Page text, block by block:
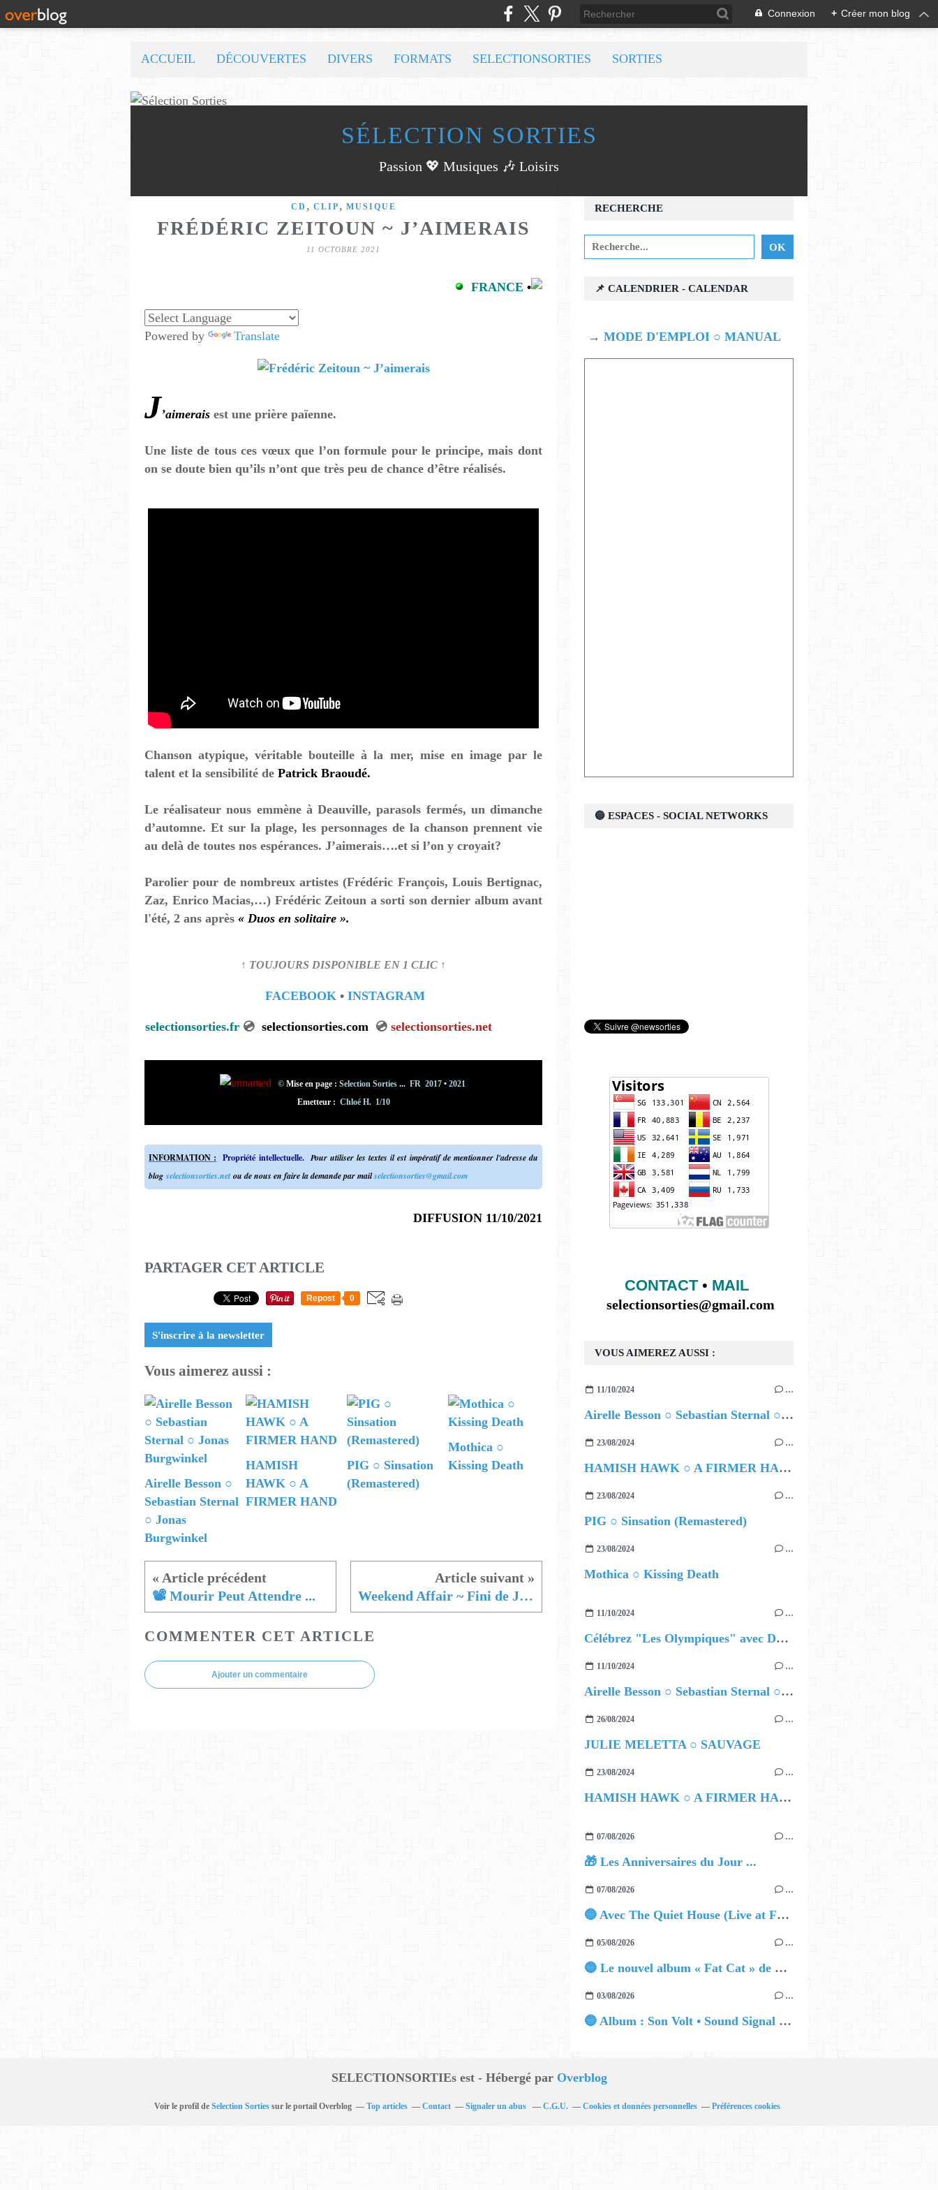
Connexion + Créer mon blog
SÉLECTION SORTIES
Passion 💖 Musiques 🎶 Loisirs
ACCUEIL DÉCOUVERTES DIVERS FORMATS SELECTIONSORTIES SORTIES
CD , CLIP , MUSIQUE
FRÉDÉRIC ZEITOUN ~ J’AIMERAIS
11 OCTOBRE 2021
FRANCE •
Powered by Translate
J’aimerais est une prière païenne.
Une liste de tous ces vœux que l’on formule pour le principe, mais dont
on se doute bien qu’ils n’ont que très peu de chance d’être réalisés.
Chanson atypique, véritable bouteille à la mer, mise en image par le
talent et la sensibilité de Patrick Braoudé.
Le réalisateur nous emmène à Deauville, parasols fermés, un dimanche
d’automne. Et sur la plage, les personnages de la chanson prennent vie
au delà de toutes nos espérances. J’aimerais….et si l’on y croyait?
Parolier pour de nombreux artistes (Frédéric François, Louis Bertignac,
Zaz, Enrico Macias,…) Frédéric Zeitoun a sorti son dernier album avant
l'été, 2 ans après « Duos en solitaire ».
↑ TOUJOURS DISPONIBLE EN 1 CLIC ↑
FACEBOOK • INSTAGRAM
selectionsorties.fr💿 selectionsorties.com💿selectionsorties.net
© Mise en page : Selection Sorties ... FR 2017 • 2021
Emetteur : Chloé H. 1/10
INFORMATION : Propriété intellectuelle. Pour utiliser les textes il est impératif de mentionner l'adresse du
blogselectionsorties.net ou de nous en faire la demande par mailselectionsorties@gmail.com
DIFFUSION 11/10/2021
PARTAGER CET ARTICLE
Repost 0
S'inscrire à la newsletter
Vous aimerez aussi :
Airelle Besson ○
Sebastian Sternal
○ Jonas
Burgwinkel
HAMISH
HAWK ○ A
FIRMER HAND
PIG ○ Sinsation
(Remastered)
Mothica ○
Kissing Death
📽️ Mourir Peut Attendre ... Weekend Affair ~ Fini de Jouer
COMMENTER CET ARTICLE
Ajouter un commentaire
RECHERCHE
VOUS AIMEREZ AUSSI :
11/10/2024 …
Airelle Besson ○ Sebastian Sternal ○ Jonas Burgwinkel
23/08/2024 …
HAMISH HAWK ○ A FIRMER HAND
23/08/2024 …
PIG ○ Sinsation (Remastered)
23/08/2024 …
Mothica ○ Kissing Death
11/10/2024 …
Célébrez "Les Olympiques" avec DVTR !
11/10/2024 …
Airelle Besson ○ Sebastian Sternal ○ Jonas Burgwinkel
26/08/2024 …
JULIE MELETTA ○ SAUVAGE
23/08/2024 …
HAMISH HAWK ○ A FIRMER HAND
07/08/2026 …
🎁 Les Anniversaires du Jour ...
07/08/2026 …
🔵 Avec The Quiet House (Live at Funkhaus), Kenzo Zurzolo livre une performance aussi intense qu'envoûtante.
05/08/2026 …
🔵 Le nouvel album « Fat Cat » de Delilah Holliday (sortie le 30 Octobre 2026)
03/08/2026 …
🔵 Album : Son Volt • Sound Signal Serenades
📌 CALENDRIER - CALENDAR
→ MODE D'EMPLOI ○ MANUAL
🔵 ESPACES - SOCIAL NETWORKS
CONTACT• MAIL
selectionsorties@gmail.com
SELECTIONSORTIEs est - Hébergé par Overblog
Voir le profil de Selection Sortiessur le portail Overblog Top articles Contact Signaler un abus C.G.U. Cookies et données personnelles Préférences cookies